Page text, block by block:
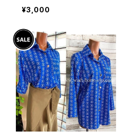
製インポート・ロング丈マキ
シワンピース｜フレアAライ
ルーフラワー(S)(L)
¥3,000